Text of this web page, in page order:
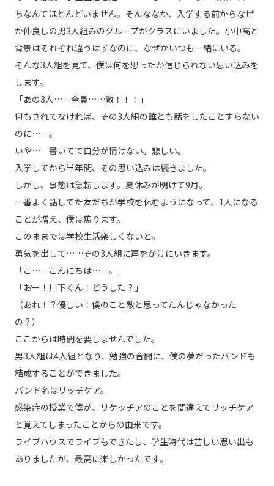
ちなんてほとんどいません。そんななか、入学する前からなぜ
か仲良しの男3人組みのグループがクラスにいました。小中高と
背景はそれぞれ違うはずなのに、なぜかいつも一緒にいる。
そんな3人組を見て、僕は何を思ったか信じられない思い込みを
します。
「あの3人……全員……敵！！！」
何もされてなければ、その3人組の誰とも話をしたことすらない
のに……。
いや……書いてて自分が情けない。悲しい。
入学してから半年間、その思い込みは続きました。
しかし、事態は急転します。夏休みが明けて9月。
一番よく話してた友だちが学校を休むようになって、1人になる
ことが増え、僕は焦ります。
このままでは学校生活楽しくないと。
勇気を出して……その3人組に声をかけにいきます。
「こ……こんにちは……。」
「おー！川下くん！どうした？」
（あれ！？優しい！僕のこと敵と思ってたんじゃなかった
の？）
ここからは時間を要しませんでした。
男3人組は4人組となり、勉強の合間に、僕の夢だったバンドも
結成することができました。
バンド名はリッチケア。
感染症の授業で僕が、リケッチアのことを間違えてリッチケア
と覚えてしまったことからの由来です。
ライブハウスでライブもできたし、学生時代は苦しい思い出も
ありましたが、最高に楽しかったです。